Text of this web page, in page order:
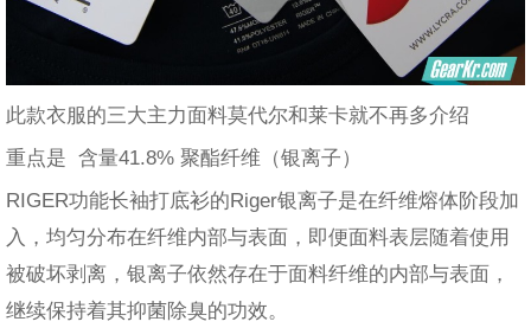
此款衣服的三大主力面料莫代尔和莱卡就不再多介绍
重点是 含量41.8% 聚酯纤维（银离子）
RIGER功能长袖打底衫的Riger银离子是在纤维熔体阶段加
入，均匀分布在纤维内部与表面，即便面料表层随着使用
被破坏剥离，银离子依然存在于面料纤维的内部与表面，
继续保持着其抑菌除臭的功效。